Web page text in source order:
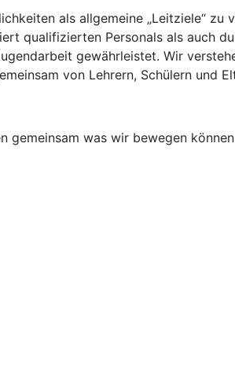
als allgemeine „Leitziele“
qualifizierten Personals als auch
gewährleistet. Wir
von Lehrern, Schülern und
gemeinsam was wir bewegen